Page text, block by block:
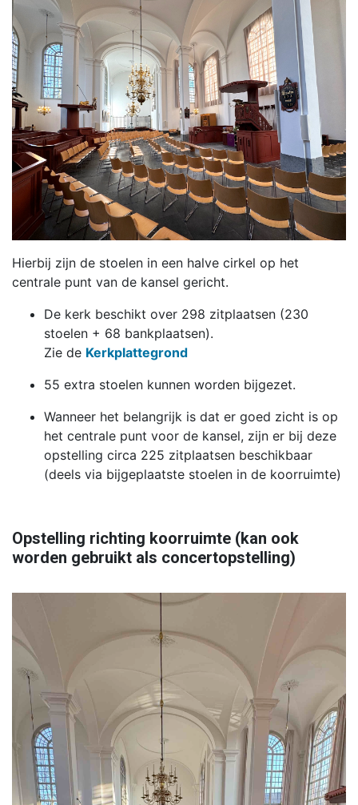
Hierbij zijn de stoelen in een halve cirkel op het
centrale punt van de kansel gericht.
De kerk beschikt over 298 zitplaatsen (230
stoelen + 68 bankplaatsen).
Zie de Kerkplattegrond
55 extra stoelen kunnen worden bijgezet.
Wanneer het belangrijk is dat er goed zicht is op
het centrale punt voor de kansel, zijn er bij deze
opstelling circa 225 zitplaatsen beschikbaar
(deels via bijgeplaatste stoelen in de koorruimte)
Opstelling richting koorruimte (kan ook
worden gebruikt als concertopstelling)